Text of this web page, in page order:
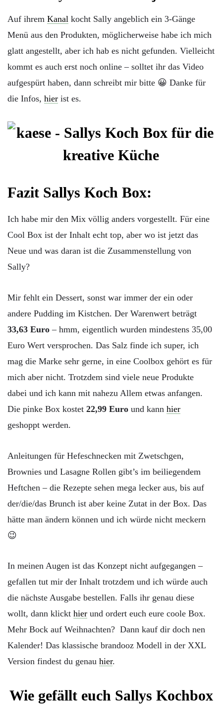
Auf ihrem Kanal kocht Sally angeblich ein 3-Gänge
Menü aus den Produkten, möglicherweise habe ich mich
glatt angestellt, aber ich hab es nicht gefunden. Vielleicht
kommt es auch erst noch online – solltet ihr das Video
aufgespürt haben, dann schreibt mir bitte 😀 Danke für
die Infos, hier ist es.
Fazit Sallys Koch Box:
Ich habe mir den Mix völlig anders vorgestellt. Für eine
Cool Box ist der Inhalt echt top, aber wo ist jetzt das
Neue und was daran ist die Zusammenstellung von
Sally?
Mir fehlt ein Dessert, sonst war immer der ein oder
andere Pudding im Kistchen. Der Warenwert beträgt
33,63 Euro – hmm, eigentlich wurden mindestens 35,00
Euro Wert versprochen. Das Salz finde ich super, ich
mag die Marke sehr gerne, in eine Coolbox gehört es für
mich aber nicht. Trotzdem sind viele neue Produkte
dabei und ich kann mit nahezu Allem etwas anfangen.
Die pinke Box kostet 22,99 Euro und kann hier
geshoppt werden.
Anleitungen für Hefeschnecken mit Zwetschgen,
Brownies und Lasagne Rollen gibt’s im beiliegendem
Heftchen – die Rezepte sehen mega lecker aus, bis auf
der/die/das Brunch ist aber keine Zutat in der Box. Das
hätte man ändern können und ich würde nicht meckern
😉
In meinen Augen ist das Konzept nicht aufgegangen –
gefallen tut mir der Inhalt trotzdem und ich würde auch
die nächste Ausgabe bestellen. Falls ihr genau diese
wollt, dann klickt hier und ordert euch eure coole Box.
Mehr Bock auf Weihnachten? Dann kauf dir doch nen
Kalender! Das klassische brandooz Modell in der XXL
Version findest du genau hier.
Wie gefällt euch Sallys Kochbox